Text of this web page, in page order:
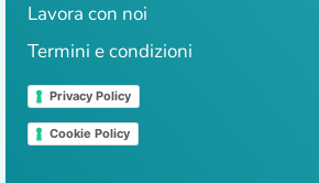
Lavora con noi
Termini e condizioni
Privacy Policy
Cookie Policy